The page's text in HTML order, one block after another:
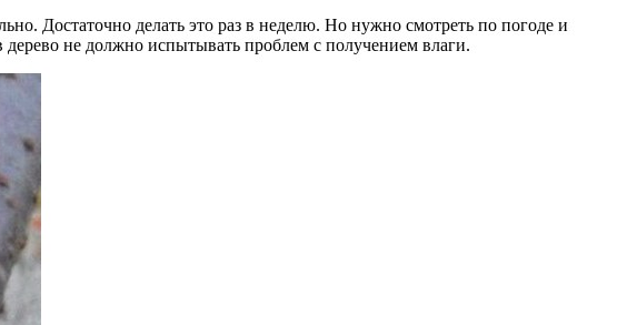
Достаточно делать это раз в неделю. Но нужно смотреть по погоде и
не должно испытывать проблем с получением влаги.